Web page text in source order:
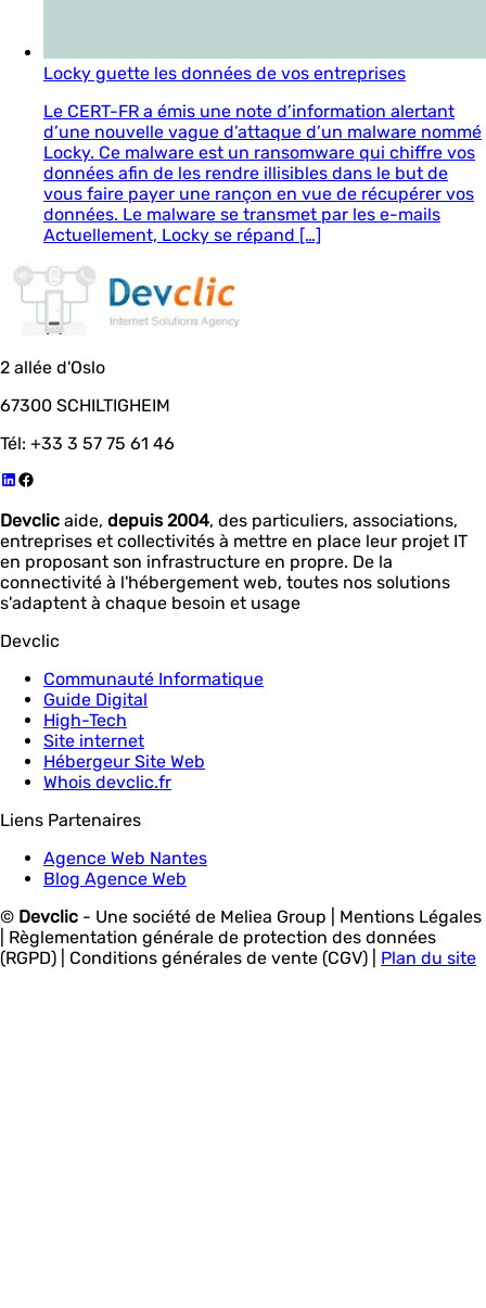
Locky guette les données de vos entreprises
Le CERT-FR a émis une note d’information alertant
d’une nouvelle vague d’attaque d’un malware nommé
Locky. Ce malware est un ransomware qui chiffre vos
données afin de les rendre illisibles dans le but de
vous faire payer une rançon en vue de récupérer vos
données. Le malware se transmet par les e-mails
Actuellement, Locky se répand […]
2 allée d'Oslo
67300 SCHILTIGHEIM
Tél: +33 3 57 75 61 46
Devclic aide, depuis 2004, des particuliers, associations,
entreprises et collectivités à mettre en place leur projet IT
en proposant son infrastructure en propre. De la
connectivité à l'hébergement web, toutes nos solutions
s'adaptent à chaque besoin et usage
Devclic
Communauté Informatique
Guide Digital
High-Tech
Site internet
Hébergeur Site Web
Whois devclic.fr
Liens Partenaires
Agence Web Nantes
Blog Agence Web
© Devclic - Une société de Meliea Group | Mentions Légales
| Règlementation générale de protection des données
(RGPD) | Conditions générales de vente (CGV) | Plan du site